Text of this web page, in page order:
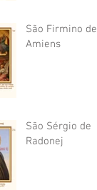
São Firmino de
Amiens
São Sérgio de
Radonej